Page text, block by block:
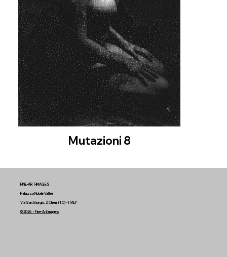
Mutazioni 8
FINE-ART-IMAGES
Palazzo Nobile Valfrè
Via San Giorgio, 2 Chieri (TO) - ITALY
© 2026 - Fine-Art Images